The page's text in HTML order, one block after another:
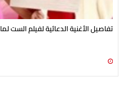
تفاصيل الأغنية الدعائية لفيلم الست لما